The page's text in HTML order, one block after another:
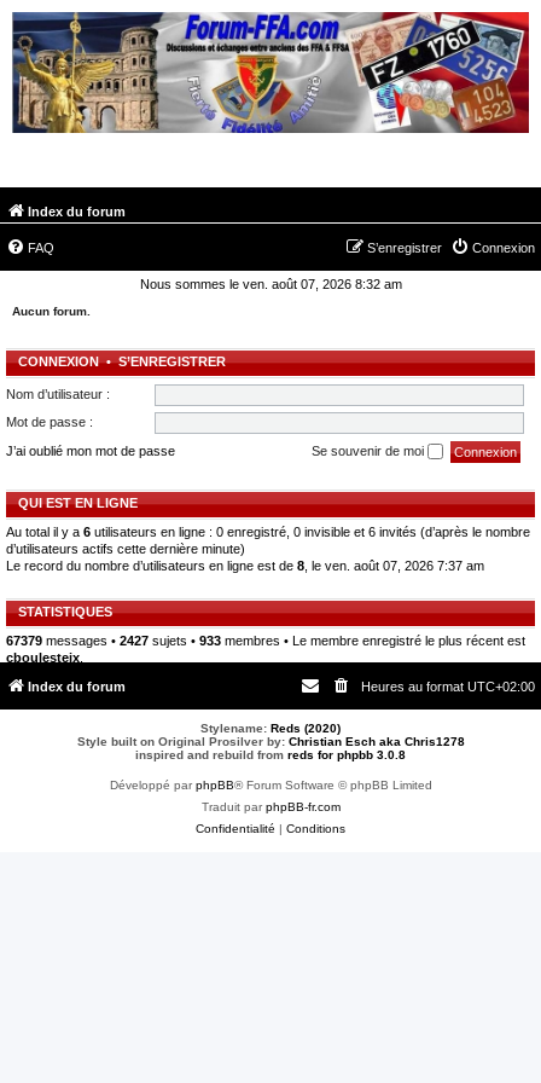
Index du forum
FAQ Connexion
S’enregistrer
Nous sommes le ven. août 07, 2026 8:32 am
Aucun forum.
CONNEXION•S’ENREGISTRER
Nom d’utilisateur :
Mot de passe :
J’ai oublié mon mot de passe
Se souvenir de moi
QUI EST EN LIGNE
Au total il y a 6 utilisateurs en ligne : 0 enregistré, 0 invisible et 6 invités (d’après le nombre
d’utilisateurs actifs cette dernière minute)
Le record du nombre d’utilisateurs en ligne est de 8 , le ven. août 07, 2026 7:37 am
STATISTIQUES
67379 messages • 2427 sujets • 933 membres • Le membre enregistré le plus récent est
cboulesteix
Index du forum
Heures au format UTC+02:00
Stylename: Reds (2020)
Style built on Original Prosilver by: Christian Esch aka Chris1278
inspired and rebuild from reds for phpbb 3.0.8
Développé parphpBB® Forum Software © phpBB Limited
Traduit parphpBB-fr.com
Confidentialité | Conditions